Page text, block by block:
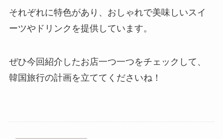
それぞれに特色があり、おしゃれで美味しいスイ
ーツやドリンクを提供しています。
ぜひ今回紹介したお店一つ一つをチェックして、
韓国旅行の計画を立ててくださいね！